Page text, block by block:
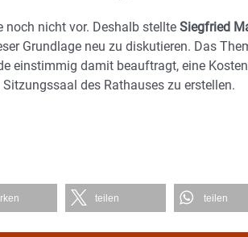
noch nicht vor. Deshalb stellte Siegfried
Grundlage neu zu diskutieren. Das
einstimmig damit beauftragt, eine
des Rathauses zu erstellen.
teilen teilen